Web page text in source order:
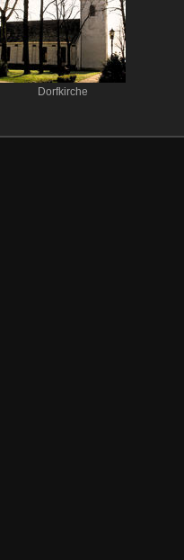
Dorfkirche